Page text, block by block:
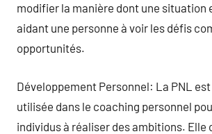
modifier la manière dont une situation
aidant une personne à voir les défis
opportunités.
Développement Personnel: La PNL
utilisée dans le coaching personnel
individus à réaliser des ambitions. Elle